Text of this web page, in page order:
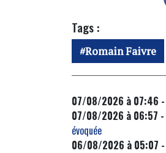
Tags :
Romain Faivre
07/08/2026 à 07:46 -
07/08/2026 à 06:57 -
évoquée
06/08/2026 à 05:07 -